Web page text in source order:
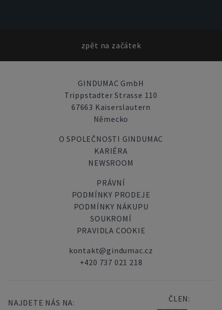
zpět na začátek
GINDUMAC GmbH
Trippstadter Strasse 110
67663 Kaiserslautern
Německo
O SPOLEČNOSTI GINDUMAC
KARIÉRA
NEWSROOM
PRÁVNÍ
PODMÍNKY PRODEJE
PODMÍNKY NÁKUPU
SOUKROMÍ
PRAVIDLA COOKIE
kontakt@gindumac.cz
+420 737 021 218
NAJDETE NÁS NA: ČLEN: